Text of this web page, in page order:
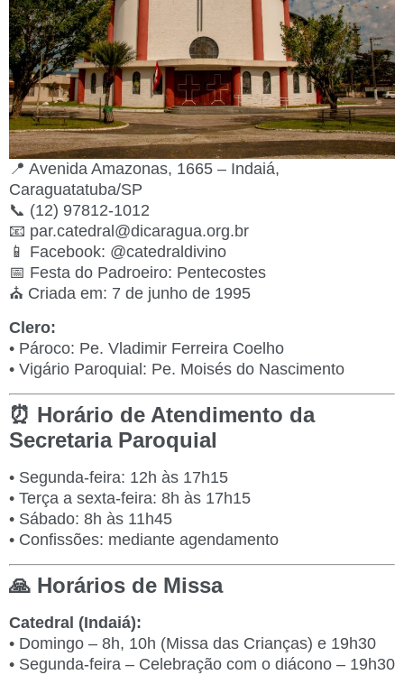
📍 Avenida Amazonas, 1665 – Indaiá,
Caraguatatuba/SP
📞 (12) 97812-1012
📧 par.catedral@dicaragua.org.br
📱 Facebook: @catedraldivino
📅 Festa do Padroeiro: Pentecostes
⛪ Criada em: 7 de junho de 1995
Clero:
• Pároco: Pe. Vladimir Ferreira Coelho
• Vigário Paroquial: Pe. Moisés do Nascimento
⏰ Horário de Atendimento da
Secretaria Paroquial
• Segunda-feira: 12h às 17h15
• Terça a sexta-feira: 8h às 17h15
• Sábado: 8h às 11h45
• Confissões: mediante agendamento
🙏 Horários de Missa
Catedral (Indaiá):
• Domingo – 8h, 10h (Missa das Crianças) e 19h30
• Segunda-feira – Celebração com o diácono – 19h30